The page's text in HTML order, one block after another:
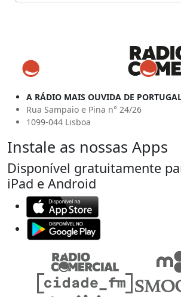
A RÁDIO MAIS OUVIDA DE
Rua Sampaio e Pina n° 24/26
1099-044 Lisboa
Instale as nossas Apps
Disponível gratuitamente
iPad e Android